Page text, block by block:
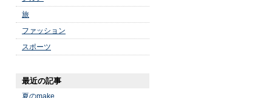
旅
ファッション
スポーツ
最近の記事
夏のmake